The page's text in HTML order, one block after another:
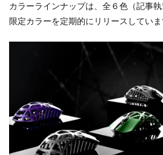
カラーラインナップは、全６色（記事執
限定カラーを定期的にリリースしていま